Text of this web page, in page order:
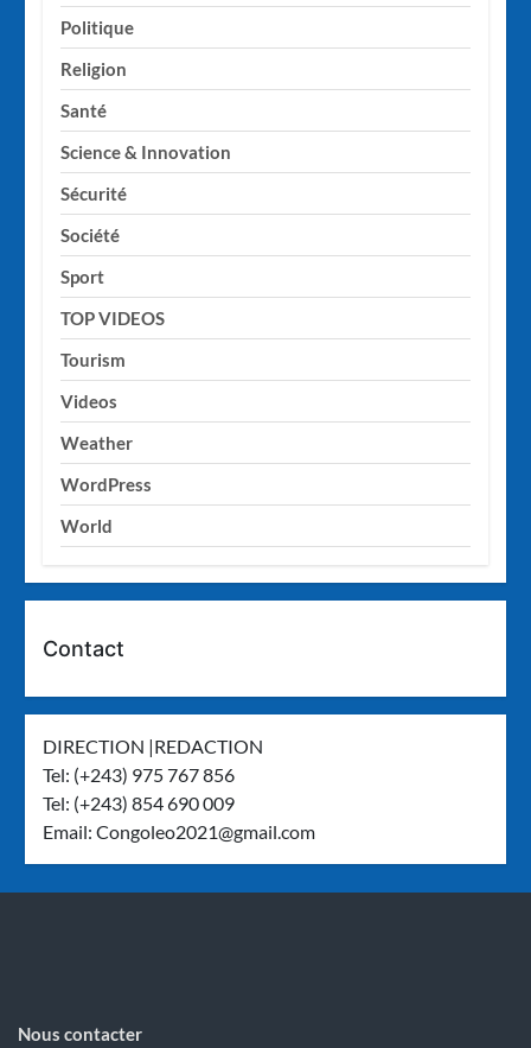
Politique
Religion
Santé
Science & Innovation
Sécurité
Société
Sport
TOP VIDEOS
Tourism
Videos
Weather
WordPress
World
Contact
DIRECTION |REDACTION
Tel: (+243) 975 767 856
Tel: (+243) 854 690 009
Email:Congoleo2021@gmail.com
Nous contacter